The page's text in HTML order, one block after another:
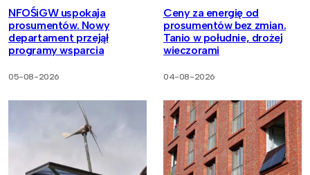
NFOŚiGW uspokaja
prosumentów. Nowy
departament przejął
programy wsparcia
05-08-2026
Ceny za energię od
prosumentów bez zmian.
Tanio w południe, drożej
wieczorami
04-08-2026